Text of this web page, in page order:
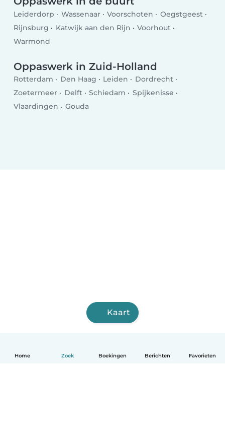
Home Zoek Boekingen Berichten Favorieten
Leiderdorp Wassenaar Voorschoten
Oegstgeest
Rijnsburg
Katwijk aan den Rijn
Voorhout
Warmond
Oppaswerk in Zuid-Holland
Rotterdam Den Haag Leiden
Dordrecht
Zoetermeer
Delft Schiedam
Spijkenisse
Vlaardingen
Gouda
Kaart